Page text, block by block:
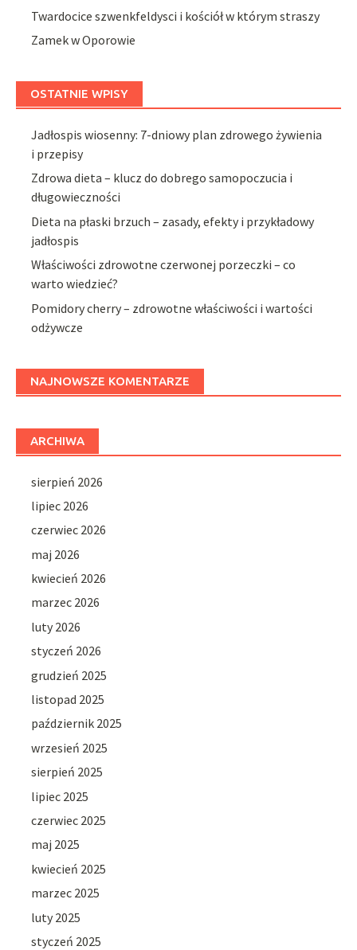
Twardocice szwenkfeldysci i kościół w którym straszy
Zamek w Oporowie
OSTATNIE WPISY
Jadłospis wiosenny: 7-dniowy plan zdrowego żywienia
i przepisy
Zdrowa dieta – klucz do dobrego samopoczucia i
długowieczności
Dieta na płaski brzuch – zasady, efekty i przykładowy
jadłospis
Właściwości zdrowotne czerwonej porzeczki – co
warto wiedzieć?
Pomidory cherry – zdrowotne właściwości i wartości
odżywcze
NAJNOWSZE KOMENTARZE
ARCHIWA
sierpień 2026
lipiec 2026
czerwiec 2026
maj 2026
kwiecień 2026
marzec 2026
luty 2026
styczeń 2026
grudzień 2025
listopad 2025
październik 2025
wrzesień 2025
sierpień 2025
lipiec 2025
czerwiec 2025
maj 2025
kwiecień 2025
marzec 2025
luty 2025
styczeń 2025